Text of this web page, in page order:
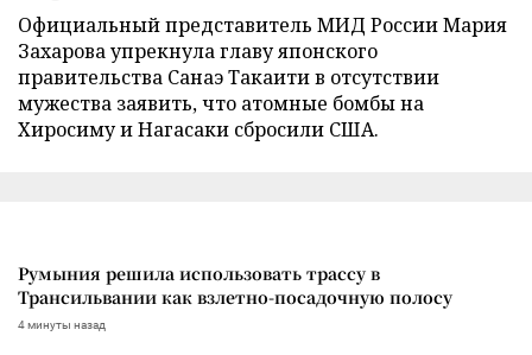
Официальный представитель МИД России Мария
Захарова упрекнула главу японского
правительства Санаэ Такаити в отсутствии
мужества заявить, что атомные бомбы на
Хиросиму и Нагасаки сбросили США.
Румыния решила использовать трассу в
Трансильвании как взлетно-посадочную полосу
4 минуты назад